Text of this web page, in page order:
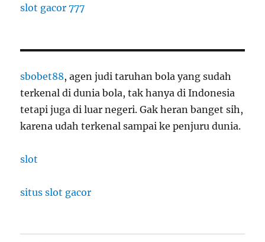
slot gacor 777
sbobet88, agen judi taruhan bola yang sudah
terkenal di dunia bola, tak hanya di Indonesia
tetapi juga di luar negeri. Gak heran banget sih,
karena udah terkenal sampai ke penjuru dunia.
slot
situs slot gacor